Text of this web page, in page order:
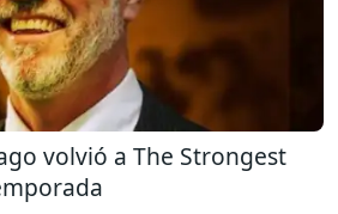
volvió a The Strongest